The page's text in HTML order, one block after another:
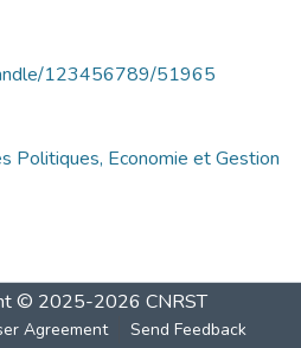
123456789/51965
Politiques, Economie et Gestion
© 2025-2026 CNRST
Agreement Send Feedback